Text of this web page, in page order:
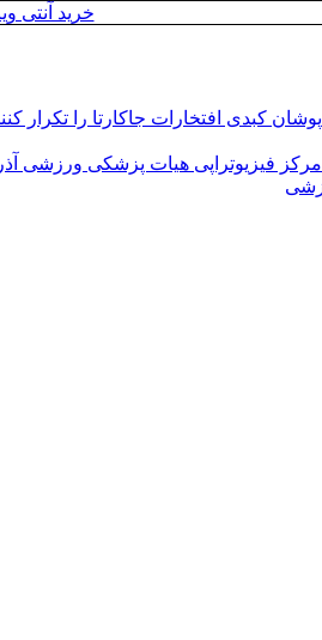
خرید آنتی
کبدی افتخارات جاکارتا را تکرار
فیزیوتراپی هیات پزشکی ورزشی